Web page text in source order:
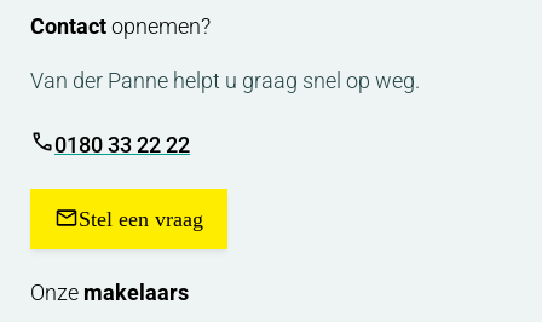
Contactopnemen?
Van der Panne helpt u graag snel op weg.
0180 33 22 22
Stel een vraag
Onze makelaars